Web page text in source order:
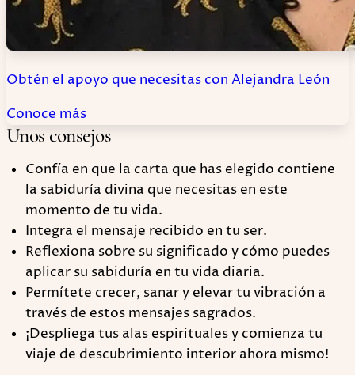
Obtén el apoyo que necesitas con Alejandra León
Conoce más
Unos consejos
Confía en que la carta que has elegido contiene
la sabiduría divina que necesitas en este
momento de tu vida.
Integra el mensaje recibido en tu ser.
Reflexiona sobre su significado y cómo puedes
aplicar su sabiduría en tu vida diaria.
Permítete crecer, sanar y elevar tu vibración a
través de estos mensajes sagrados.
¡Despliega tus alas espirituales y comienza tu
viaje de descubrimiento interior ahora mismo!